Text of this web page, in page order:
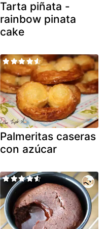
Tarta piñata -
rainbow pinata
cake
Palmeritas caseras
con azúcar